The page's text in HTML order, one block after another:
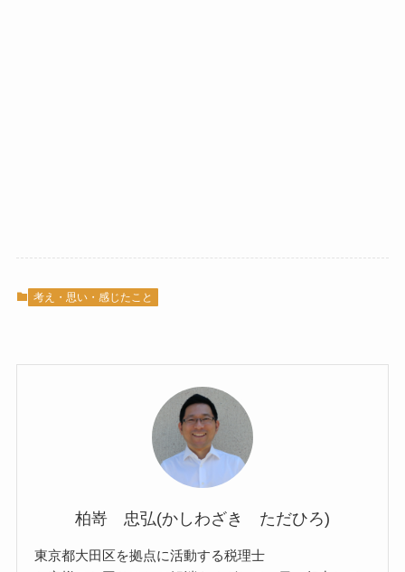
考え・思い・感じたこと
柏嵜 忠弘(かしわざき ただひろ)
東京都大田区を拠点に活動する税理士